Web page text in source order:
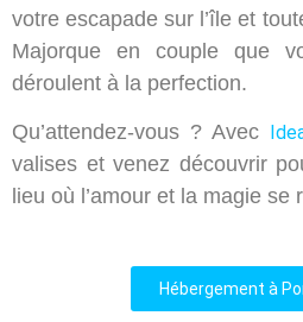
votre escapade sur l’île et
Majorque en couple que
déroulent à la perfection.
Qu’attendez-vous ? Avec
valises et venez découvrir
lieu où l’amour et la magie se
Hébergement à